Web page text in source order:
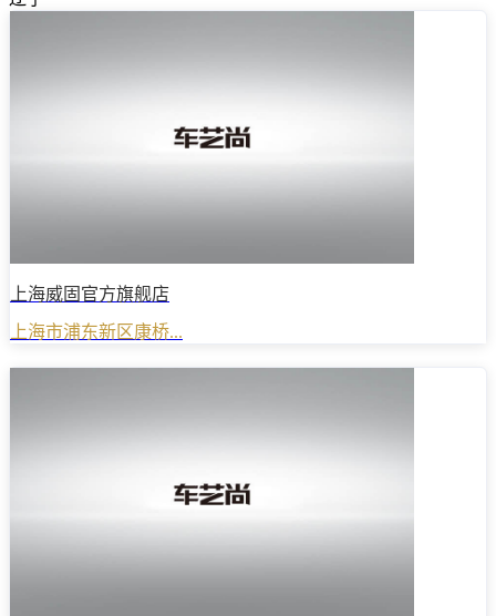
上海威固官方旗舰店
上海市浦东新区康桥...